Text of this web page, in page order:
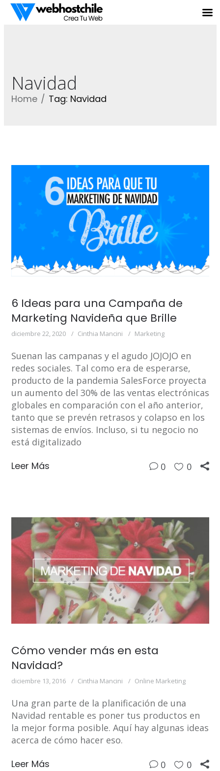
Navidad
Home Tag: Navidad
6 Ideas para una Campaña de
Marketing Navideña que Brille
diciembre 22, 2020 Cinthia Mancini Marketing
Suenan las campanas y el agudo JOJOJO en
redes sociales. Tal como era de esperarse,
producto de la pandemia SalesForce proyecta
un aumento del 30% de las ventas electrónicas
globales en comparación con el año anterior,
tanto que se prevén retrasos y colapso en los
sistemas de envíos. Incluso, si tu negocio no
está digitalizado
Leer Más 0 0
Cómo vender más en esta
Navidad?
diciembre 13, 2016 Cinthia Mancini Online Marketing
Una gran parte de la planificación de una
Navidad rentable es poner tus productos en
la mejor forma posible. Aquí hay algunas ideas
acerca de cómo hacer eso.
Leer Más 0 0